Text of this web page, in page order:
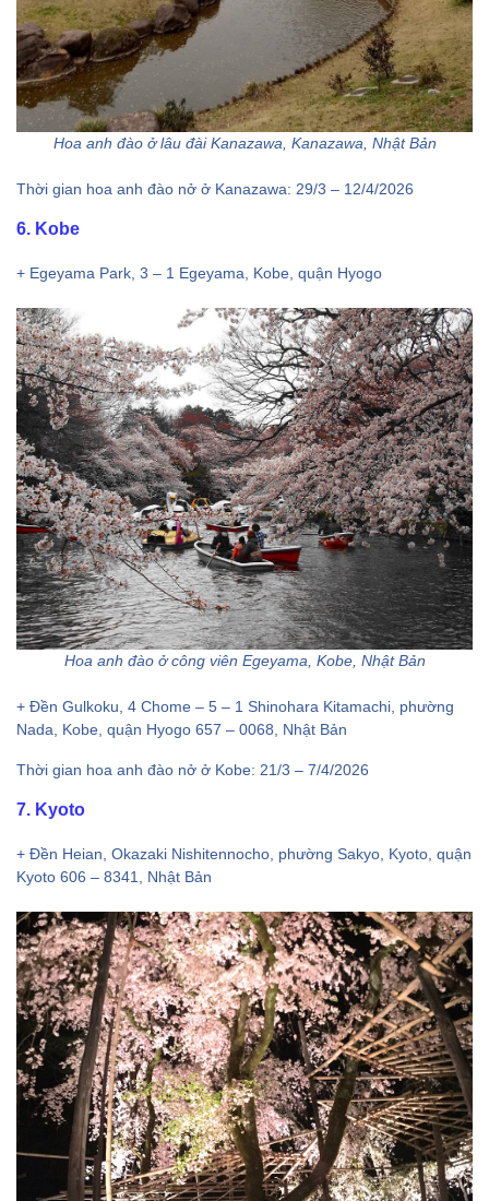
Hoa anh đào ở lâu đài Kanazawa, Kanazawa, Nhật Bản
Thời gian hoa anh đào nở ở Kanazawa: 29/3 – 12/4/2026
6. Kobe
+ Egeyama Park, 3 – 1 Egeyama, Kobe, quận Hyogo
Hoa anh đào ở công viên Egeyama, Kobe, Nhật Bản
+ Đền Gulkoku, 4 Chome – 5 – 1 Shinohara Kitamachi, phường
Nada, Kobe, quận Hyogo 657 – 0068, Nhật Bản
Thời gian hoa anh đào nở ở Kobe: 21/3 – 7/4/2026
7. Kyoto
+ Đền Heian, Okazaki Nishitennocho, phường Sakyo, Kyoto, quận
Kyoto 606 – 8341, Nhật Bản